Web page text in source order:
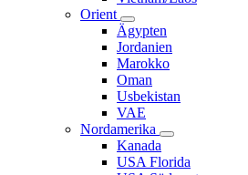
Orient
Ägypten
Jordanien
Marokko
Oman
Usbekistan
VAE
Nordamerika
Kanada
USA Florida